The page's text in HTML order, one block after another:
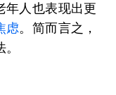
年人也表现出更
虑。简而言之，